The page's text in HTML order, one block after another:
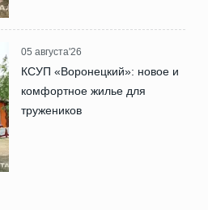
05 августа'26
КСУП «Воронецкий»: новое и
комфортное жилье для
тружеников